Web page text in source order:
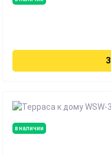
в наличии